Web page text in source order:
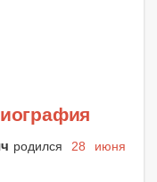
родился 28 июня